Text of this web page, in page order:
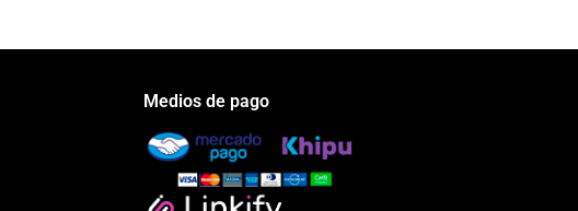
Medios de pago